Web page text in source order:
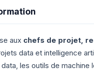
aux chefs de projet,
data et intelligence
les outils de